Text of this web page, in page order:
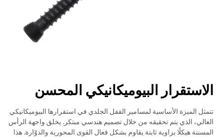
الاستقرار البيوميكانيكي المحسن
تتمثل الميزة الأساسية لمسامير القفل الجلدي في استقرارها البيوميكانيكي
العالي، الذي يتم تحقيقه من خلال تصميم هندسي مبتكر. يخلق واجهة الرأس
المسننة هيكلًا بزاوية ثابتة يقاوم بشكل فعال القوى المحورية والدوّارة. هذا